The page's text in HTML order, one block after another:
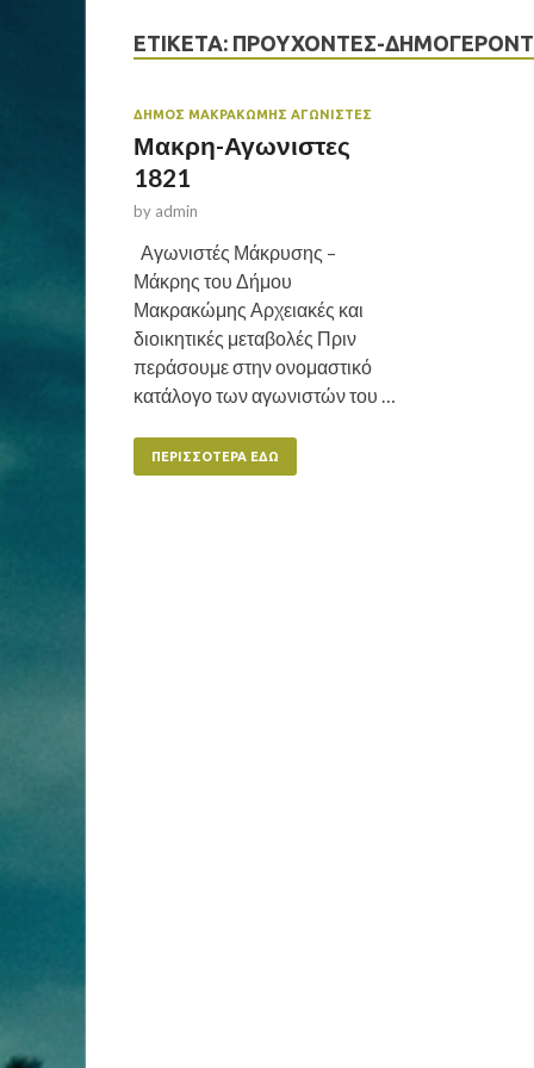
ΕΤΙΚΈΤΑ: ΠΡΟΎΧΟΝΤΕΣ-
ΔΗΜΟΣ ΜΑΚΡΑΚΏΜΗΣ ΑΓΩΝΙΣΤΕΣ
Μακρη-Αγωνιστες
1821
by admin
Αγωνιστές Μάκρυσης –
Μάκρης του Δήμου
Μακρακώμης Αρχειακές και
διοικητικές μεταβολές Πριν
περάσουμε στην ονομαστικό
κατάλογο των αγωνιστών του …
ΠΕΡΙΣΣΌΤΕΡΑ ΕΔΏ